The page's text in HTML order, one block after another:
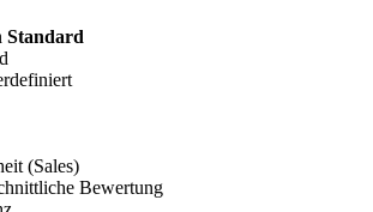
Standard
(Sales)
Bewertung